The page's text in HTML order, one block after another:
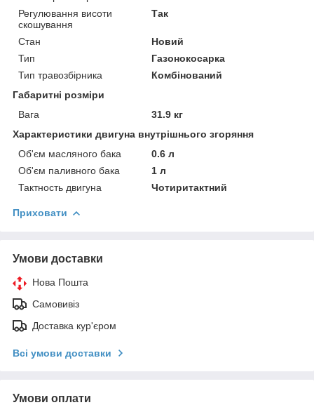
Регулювання висоти
скошування
Так
Стан
Новий
Тип
Газонокосарка
Тип травозбірника
Комбінований
Габаритні розміри
Вага
31.9 кг
Характеристики двигуна внутрішнього згоряння
Об'єм масляного бака
0.6 л
Об'єм паливного бака
1 л
Тактность двигуна
Чотиритактний
Приховати
Умови доставки
Нова Пошта
Самовивіз
Доставка кур'єром
Всі умови доставки
Умови оплати